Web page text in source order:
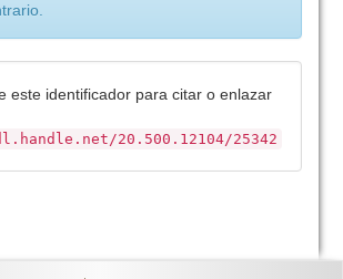
este identificador para citar o enlazar
20.500.12104/25342